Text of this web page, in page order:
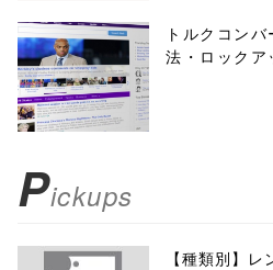
トルクコン
法・ロックア
Pickups
【種類別】